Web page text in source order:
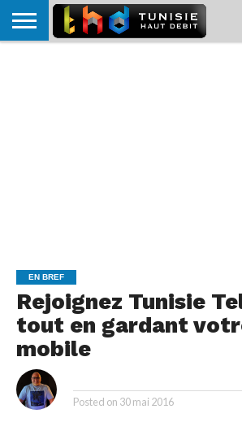
EN BREF
Rejoignez Tunisie
tout en gardant
mobile
Posted on 30 mai 2016